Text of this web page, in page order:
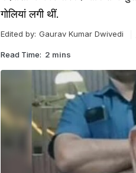
गोलियां लगी थीं.
Edited by: Gaurav Kumar Dwivedi
Read Time: 2 mins